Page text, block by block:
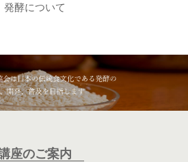
発酵について
座のご案内